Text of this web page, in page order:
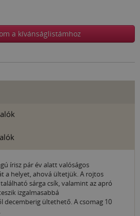
a kívánságlistámhoz
írisz pár év alatt valóságos
a helyet, ahová ültetjük. A rojtos
sárga csík, valamint az apró
izgalmasabbá
decemberig ültethető. A csomag 10